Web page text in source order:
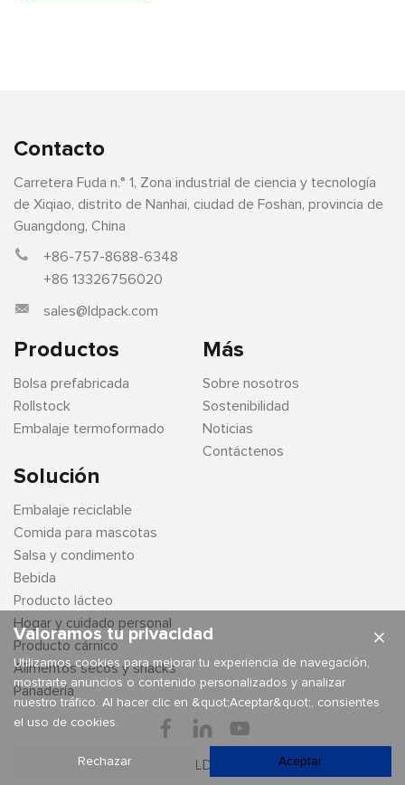
Contacto
Carretera Fuda n.° 1, Zona industrial de ciencia y tecnología
de Xiqiao, distrito de Nanhai, ciudad de Foshan, provincia de
Guangdong, China
+86-757-8688-6348
+86 13326756020
sales@ldpack.com
Productos
Bolsa prefabricada
Rollstock
Embalaje termoformado
Solución
Embalaje reciclable
Comida para mascotas
Salsa y condimento
Bebida
Producto lácteo
Hogar y cuidado personal
Producto cárnico
Alimentos secos y snacks
Panadería
Más
Sobre nosotros
Sostenibilidad
Noticias
Contáctenos
Derechos de autor © LD PACKAGING CO.,LTD
×
Valoramos tu privacidad
Utilizamos cookies para mejorar tu experiencia de navegación,
mostrarte anuncios o contenido personalizados y analizar
nuestro tráfico. Al hacer clic en &quot;Aceptar&quot;, consientes
el uso de cookies.
Rechazar Aceptar